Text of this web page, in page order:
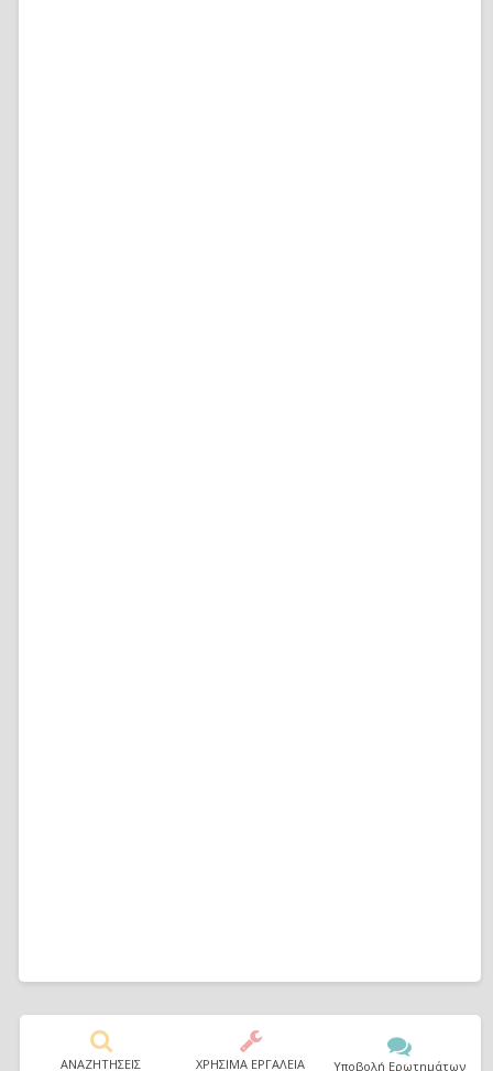
ΑΝΑΖΗΤΗΣΕΙΣ ΧΡΗΣΙΜΑ ΕΡΓΑΛΕΙΑ Υποβολή Ερωτημάτων